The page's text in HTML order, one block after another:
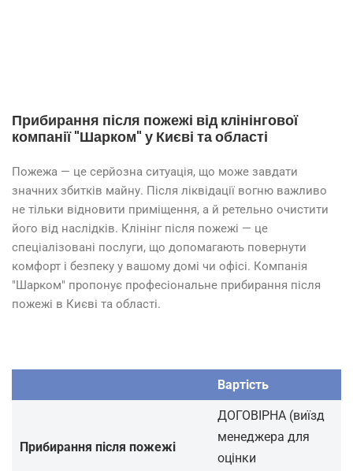
Прибирання після пожежі від клінінгової
компанії "Шарком" у Києві та області
Пожежа — це серйозна ситуація, що може завдати
значних збитків майну. Після ліквідації вогню важливо
не тільки відновити приміщення, а й ретельно очистити
його від наслідків. Клінінг після пожежі — це
спеціалізовані послуги, що допомагають повернути
комфорт і безпеку у вашому домі чи офісі. Компанія
"Шарком" пропонує професіональне прибирання після
пожежі в Києві та області.
Вартість
Прибирання після пожежі
ДОГОВІРНА (виїзд
менеджера для
оцінки